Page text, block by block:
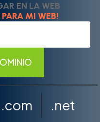
EN LA WEB
MI WEB!
.com
.net